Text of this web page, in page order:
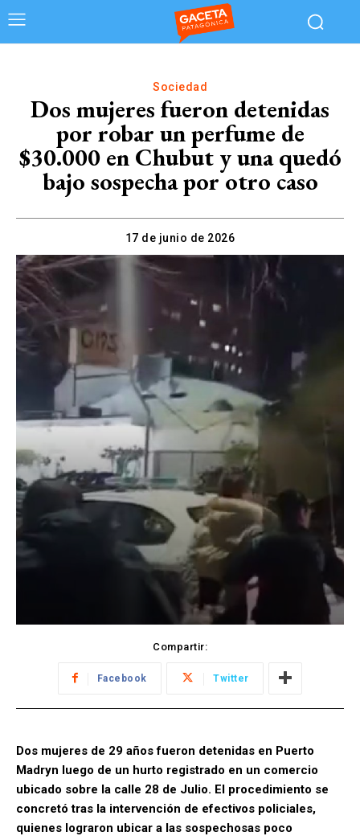
Sociedad
Dos mujeres fueron detenidas
por robar un perfume de
$30.000 en Chubut y una quedó
bajo sospecha por otro caso
17 de junio de 2026
Compartir:
Facebook Twitter
Dos mujeres de 29 años fueron detenidas en Puerto
Madryn luego de un hurto registrado en un comercio
ubicado sobre la calle 28 de Julio. El procedimiento se
concretó tras la intervención de efectivos policiales,
quienes lograron ubicar a las sospechosas poco